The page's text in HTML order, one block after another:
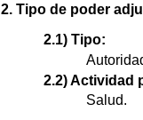
2. Tipo de poder
2.1) Tipo:
2.2) Actividad
Salud.